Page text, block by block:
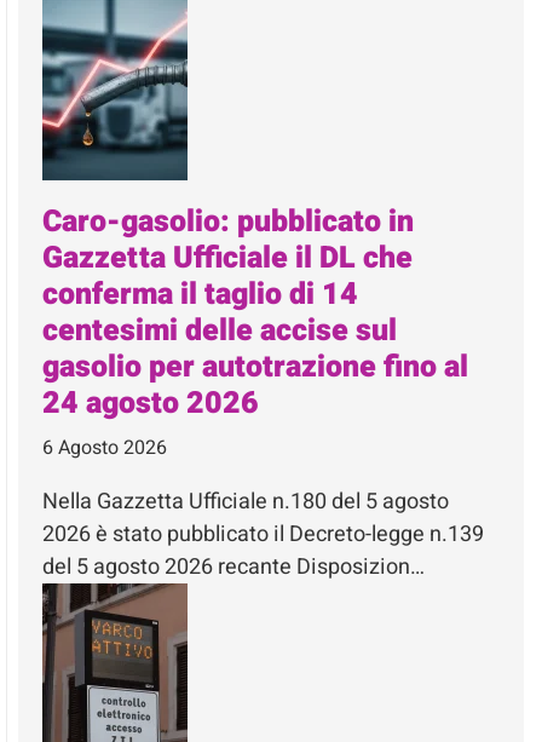
Caro-gasolio: pubblicato in
Gazzetta Ufficiale il DL che
conferma il taglio di 14
centesimi delle accise sul
gasolio per autotrazione fino al
24 agosto 2026
6 Agosto 2026
Nella Gazzetta Ufficiale n.180 del 5 agosto
2026 è stato pubblicato il Decreto-legge n.139
del 5 agosto 2026 recante Disposizion…